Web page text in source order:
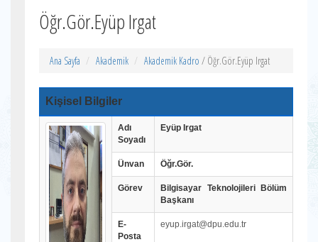
Öğr.Gör.Eyüp Irgat
Ana Sayfa Akademik Akademik Kadro / Öğr.Gör.Eyüp Irgat
Kişisel Bilgiler
Adı
Soyadı
Eyüp Irgat
Ünvan Öğr.Gör.
Görev
Bilgisayar Teknolojileri Bölüm
Başkanı
E-
Posta
eyup.irgat@dpu.edu.tr